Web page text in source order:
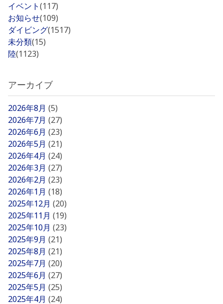
イベント(117)
お知らせ(109)
ダイビング(1517)
未分類(15)
陸(1123)
アーカイブ
2026年8月 (5)
2026年7月 (27)
2026年6月 (23)
2026年5月 (21)
2026年4月 (24)
2026年3月 (27)
2026年2月 (23)
2026年1月 (18)
2025年12月 (20)
2025年11月 (19)
2025年10月 (23)
2025年9月 (21)
2025年8月 (21)
2025年7月 (20)
2025年6月 (27)
2025年5月 (25)
2025年4月 (24)